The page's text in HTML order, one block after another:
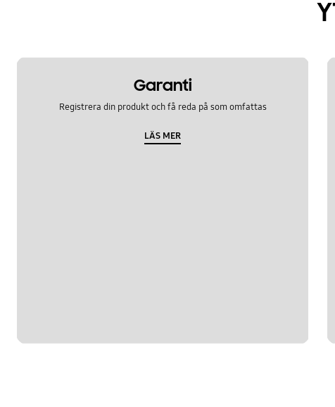
Garanti
Registrera din produkt och få reda på som omfattas
LÄS MER